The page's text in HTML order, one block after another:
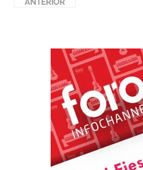
ANTERIOR